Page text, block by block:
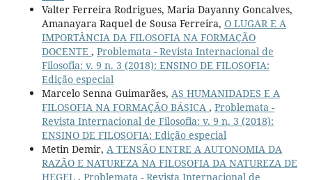
Valter Ferreira Rodrigues, Maria Dayanny Goncalves,
Amanayara Raquel de Sousa Ferreira, O LUGAR E A
IMPORTÂNCIA DA FILOSOFIA NA FORMAÇÃO
DOCENTE , Problemata - Revista Internacional de
Filosofia: v. 9 n. 3 (2018): ENSINO DE FILOSOFIA:
Edição especial
Marcelo Senna Guimarães, AS HUMANIDADES E A
FILOSOFIA NA FORMAÇÃO BÁSICA , Problemata -
Revista Internacional de Filosofia: v. 9 n. 3 (2018):
ENSINO DE FILOSOFIA: Edição especial
Metin Demir, A TENSÃO ENTRE A AUTONOMIA DA
RAZÃO E NATUREZA NA FILOSOFIA DA NATUREZA DE
HEGEL , Problemata - Revista Internacional de